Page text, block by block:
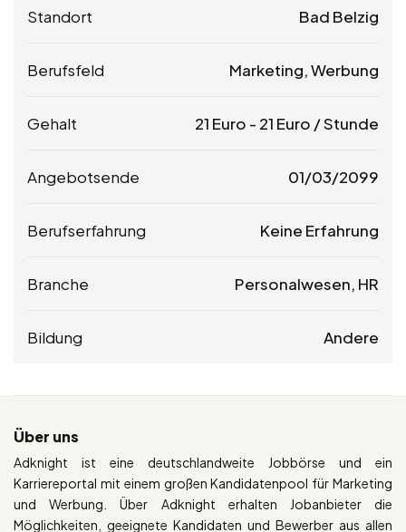
Standort Bad Belzig
Berufsfeld Marketing, Werbung
Gehalt 21 Euro - 21 Euro / Stunde
Angebotsende 01/03/2099
Berufserfahrung Keine Erfahrung
Branche Personalwesen, HR
Bildung Andere
Über uns
Adknight ist eine deutschlandweite Jobbörse und ein
Karriereportal mit einem großen Kandidatenpool für Marketing
und Werbung. Über Adknight erhalten Jobanbieter die
Möglichkeiten, geeignete Kandidaten und Bewerber aus allen